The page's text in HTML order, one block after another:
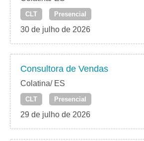
CLT Presencial
30 de julho de 2026
Consultora de Vendas
Colatina/ ES
CLT Presencial
29 de julho de 2026